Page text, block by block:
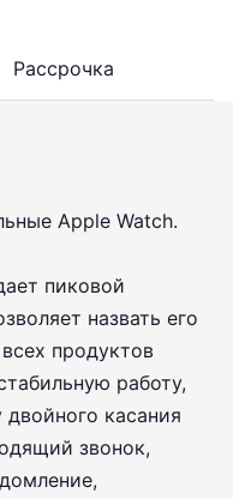
Рассрочка
Apple Watch.
пиковой
назвать его
продуктов
работу,
касания
звонок,